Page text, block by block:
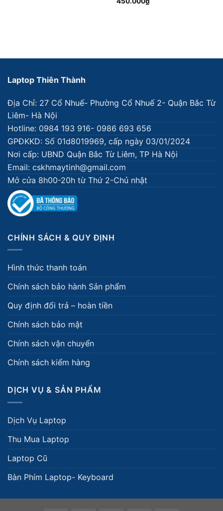
Laptop Thiên Thành
Địa Chỉ: 27 Cổ Nhuế- Phường Cổ Nhuế 2- Quận Bắc Từ
Liêm- Hà Nội
Hotline: 0984 193 916- 0986 693 656
GPĐKKD: Số 01d8019969, cấp ngày 03/01/2024
Nơi cấp: UBND Quận Bắc Từ Liêm, TP Hà Nội
Email: cskhmaytinh@gmail.com
Mở cửa 8h00-20h từ Thứ 2-Chủ nhật
CHÍNH SÁCH & QUY ĐỊNH
Hình thức thanh toán
Chính sách bảo hành Sản phẩm
Quy định đổi trả – hoàn tiền
Chính sách bảo mật
Chính sách vận chuyển
Chính sách kiểm hàng
DỊCH VỤ & SẢN PHẨM
Dịch Vụ Laptop
Thu Mua Laptop
Laptop Cũ
Bàn Phím Laptop- Keyboard